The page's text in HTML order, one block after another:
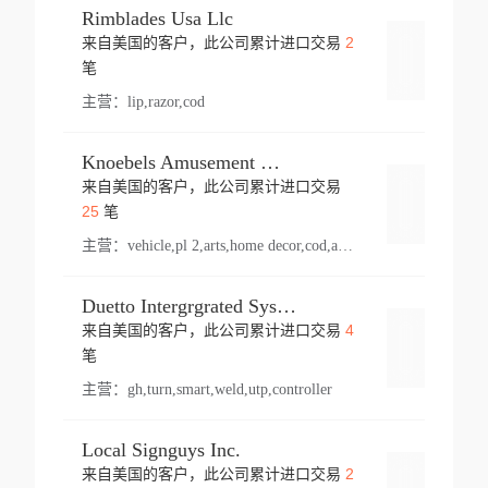
Rimblades Usa Llc
来自美国的客户，此公司累计进口交易 2
笔
主营： lip,razor,cod
Knoebels Amusement Resort
来自美国的客户，此公司累计进口交易
25笔
主营： vehicle,pl 2,arts,home decor,cod,amusement ride,sea
Duetto Intergrgrated Systems Inc.
来自美国的客户，此公司累计进口交易 4
笔
主营： gh,turn,smart,weld,utp,controller
Local Signguys Inc.
来自美国的客户，此公司累计进口交易 2